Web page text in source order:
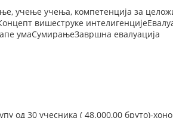
учење учења, компетенција за
вишеструке
умаСумирањеЗавршна евалуација
од 30 учесника ( 48.000,00 бруто)-